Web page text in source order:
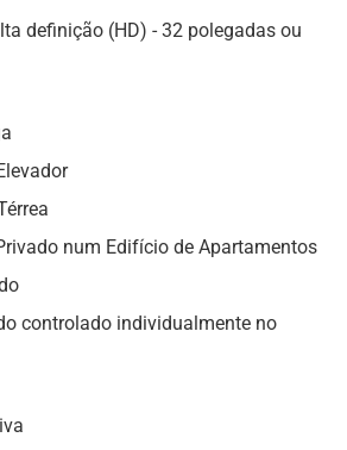
definição (HD) - 32 polegadas ou
num Edifício de Apartamentos
controlado individualmente no